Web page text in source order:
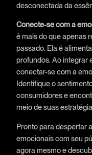
desconectada da
Conecte-se com a
é mais do que apenas
passado. Ela é
profundos. Ao integrar
conectar-se com a
Identifique o
consumidores e
meio de suas
Pronto para despertar
emocionais com seu
agora mesmo e